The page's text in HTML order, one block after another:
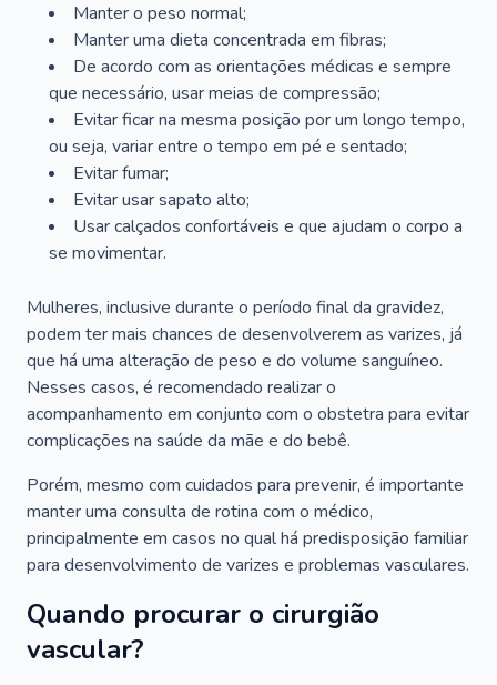
Manter o peso normal;
Manter uma dieta concentrada em fibras;
De acordo com as orientações médicas e sempre
que necessário, usar meias de compressão;
Evitar ficar na mesma posição por um longo tempo,
ou seja, variar entre o tempo em pé e sentado;
Evitar fumar;
Evitar usar sapato alto;
Usar calçados confortáveis e que ajudam o corpo a
se movimentar.
Mulheres, inclusive durante o período final da gravidez,
podem ter mais chances de desenvolverem as varizes, já
que há uma alteração de peso e do volume sanguíneo.
Nesses casos, é recomendado realizar o
acompanhamento em conjunto com o obstetra para evitar
complicações na saúde da mãe e do bebê.
Porém, mesmo com cuidados para prevenir, é importante
manter uma consulta de rotina com o médico,
principalmente em casos no qual há predisposição familiar
para desenvolvimento de varizes e problemas vasculares.
Quando procurar o cirurgião
vascular?